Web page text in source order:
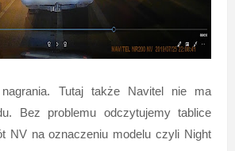
Tutaj także Navitel nie ma
Bez problemu odczytujemy tablice
NV na oznaczeniu modelu czyli Night